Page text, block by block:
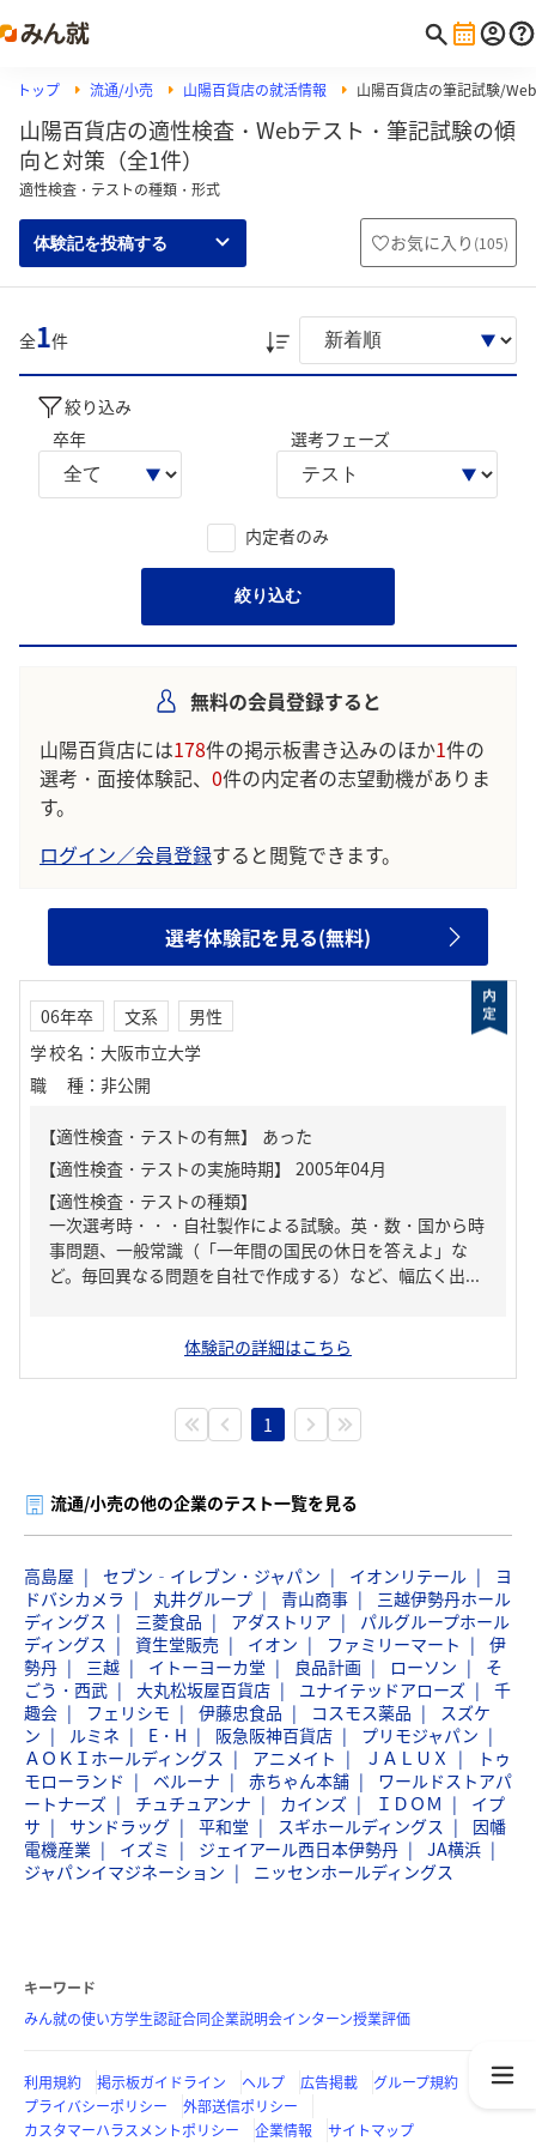
トップ 流通/小売 山陽百貨店の就活情報 山陽百貨店の筆記試験/
山陽百貨店の適性検査・Webテスト・筆記試験の傾
向と対策（全1件）
適性検査・テストの種類・形式
体験記を投稿する お気に入り (105)
全1件
絞り込み
卒年
選考フェーズ
内定者のみ
絞り込む
無料の会員登録すると
山陽百貨店には178件の掲示板書き込みのほか1件の
選考・面接体験記、 0件の内定者の志望動機がありま
す。
ログイン／会員登録すると閲覧できます。
選考体験記を見る(無料)
06年卒 文系
男性
学校名 ： 大阪市立大学
職種 ： 非公開
【適性検査・テストの有無】 あった
【適性検査・テストの種類】
一次選考時・・・自社製作による試験。英・数・国から時
事問題、一般常識（「一年間の国民の休日を答えよ」な
ど。毎回異なる問題を自社で作成する）など、幅広く出...
体験記の詳細はこちら
1
流通/小売の他の企業のテスト一覧を見る
高島屋 セブン‐イレブン・ジャパン イオンリテール
ヨ
ドバシカメラ
丸井グループ 青山商事
三越伊勢丹ホール
ディングス
三菱食品 アダストリア
パルグループホール
ディングス
資生堂販売 イオン ファミリーマート
伊
勢丹
三越 イトーヨーカ堂 良品計画 ローソン
そ
ごう・西武
大丸松坂屋百貨店 ユナイテッドアローズ
千
趣会
フェリシモ 伊藤忠食品 コスモス薬品
スズケ
ン
ルミネ E・H 阪急阪神百貨店
プリモジャパン
ＡＯＫＩホールディングス
アニメイト ＪＡＬＵＸ
トゥ
モローランド
ベルーナ 赤ちゃん本舗
ワールドストアパ
ートナーズ
チュチュアンナ カインズ ＩＤＯＭ
イプ
サ
サンドラッグ 平和堂 スギホールディングス
因幡
電機産業
イズミ ジェイアール西日本伊勢丹
JA横浜
ジャパンイマジネーション
ニッセンホールディングス
キーワード
みん就の使い方学生認証合同企業説明会インターン授業評価
利用規約 掲示板ガイドライン ヘルプ 広告掲載
グループ規約
プライバシーポリシー
外部送信ポリシー
カスタマーハラスメントポリシー
企業情報 サイトマップ